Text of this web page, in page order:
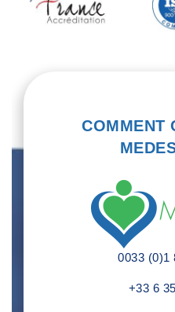
COMMENT
0033 (0)1
+33 6